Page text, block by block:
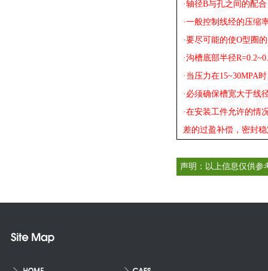
·轴径B与孔之间的配
·一般控制线经的压缩
·要尽可能的使O型圈
·沟槽底部半径
·当压力在15~30MPA
·必须确保槽宽大于线
·在安装工件允许的情
差的过盈补偿，密封
声明：以上信息仅供参